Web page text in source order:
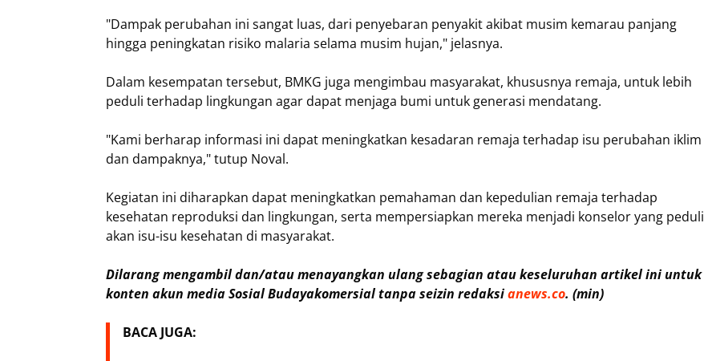
"Dampak perubahan ini sangat luas, dari penyebaran penyakit akibat musim kemarau panjang
hingga peningkatan risiko malaria selama musim hujan," jelasnya.
Dalam kesempatan tersebut, BMKG juga mengimbau masyarakat, khususnya remaja, untuk lebih
peduli terhadap lingkungan agar dapat menjaga bumi untuk generasi mendatang.
"Kami berharap informasi ini dapat meningkatkan kesadaran remaja terhadap isu perubahan iklim
dan dampaknya," tutup Noval.
Kegiatan ini diharapkan dapat meningkatkan pemahaman dan kepedulian remaja terhadap
kesehatan reproduksi dan lingkungan, serta mempersiapkan mereka menjadi konselor yang peduli
akan isu-isu kesehatan di masyarakat.
Dilarang mengambil dan/atau menayangkan ulang sebagian atau keseluruhan artikel ini untuk
konten akun media Sosial Budayakomersial tanpa seizin redaksianews.co. (min)
BACA JUGA: